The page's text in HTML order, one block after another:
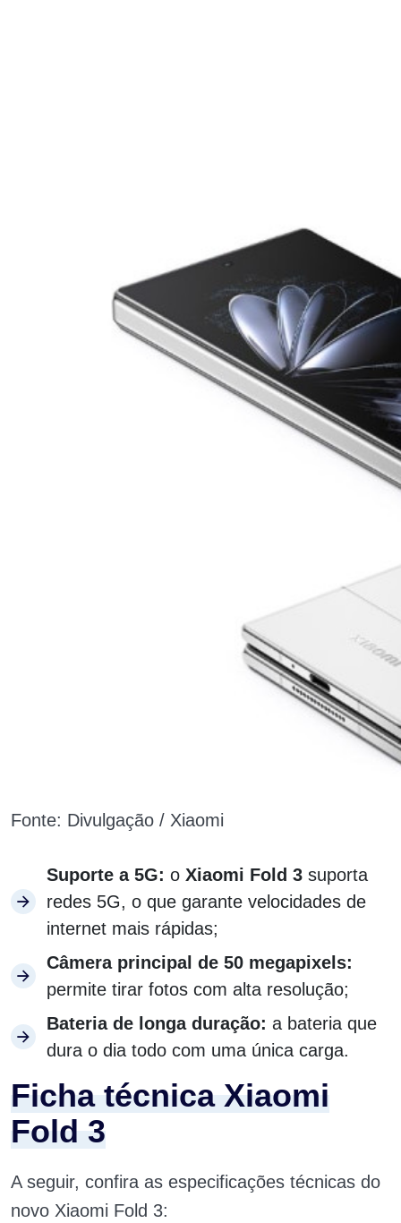
Fonte: Divulgação / Xiaomi
Suporte a 5G: o Xiaomi Fold 3 suporta
redes 5G, o que garante velocidades de
internet mais rápidas;
Câmera principal de 50 megapixels:
permite tirar fotos com alta resolução;
Bateria de longa duração: a bateria que
dura o dia todo com uma única carga.
Ficha técnica Xiaomi
Fold 3
A seguir, confira as especificações técnicas do
novo Xiaomi Fold 3: